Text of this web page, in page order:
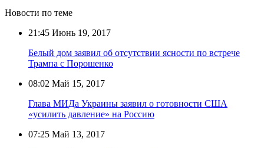
Новости по теме
21:45 Июнь 19, 2017
Белый дом заявил об отсутствии ясности по встрече
Трампа с Порошенко
08:02 Май 15, 2017
Глава МИДа Украины заявил о готовности США
«усилить давление» на Россию
07:25 Май 13, 2017